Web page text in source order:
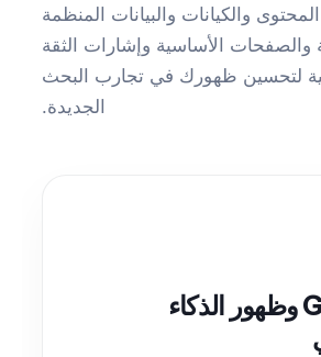
والكيانات والبيانات المنظمة
والصفحات الأساسية وإشارات الثقة
لتحسين ظهورك في تجارب البحث
الجديدة.
تدقيق GEO وظهور الذكاء